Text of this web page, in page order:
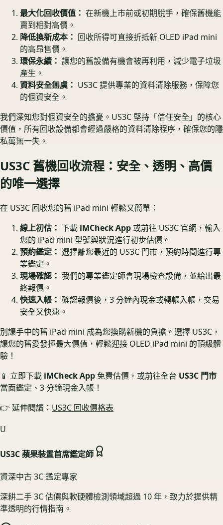
最大化回收價值： 在新機上市前或初期脫手，確保舊機能
賣到相對高價。
降低換新成本： 回收所得可直接折抵新 OLED iPad mini
的高昂售價。
環保永續： 讓您的舊設備有機會被再利用，減少電子垃圾
產生。
資料安全無虞： US3C 提供專業的資料清除服務，保障您
的個資安全。
我們深知您對個資安全的擔憂。US3C 堅持「信任安全」的核心
價值，所有回收設備都會經過嚴格的資料清除程序，確保您的隱
私萬無一失。
US3C 舊機回收流程：安全、透明、高價
的唯一選擇
在 US3C 回收您的舊 iPad mini 輕鬆又簡單：
線上初估： 下載 iMCheck App 或前往 US3C 官網，輸入
您的 iPad mini 型號與狀況進行初步估價。
預約鑑定： 選擇離您最近的 US3C 門市，預約時間進行專
業鑑定。
現場確認： 我們的專業鑑定師會現場檢查設備，並給出最
終報價。
快速入帳： 確認報價後，3 分鐘內現金或轉帳入帳，交易
安全又快速。
別讓手中的舊 iPad mini 成為您換購新機的負擔。選擇 US3C，
讓您的舊愛發揮最大價值，輕鬆迎接 OLED iPad mini 的頂級體
驗！
📱 立即下載 iMCheck App 免費估價，或前往全台 US3C 門市
當面鑑定、3 分鐘現金入帳！
👉 延伸閱讀： US3C 回收價格表
U
US3C 蘋果裝置首席鑑定師
資深中古 3C 鑑定專家
深耕二手 3C 估價與軟硬體檢測領域超過 10 年，致力於提供精
準透明的行情指南。